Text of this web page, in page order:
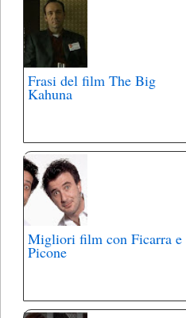
Frasi del film The Big
Kahuna
Migliori film con Ficarra e
Picone